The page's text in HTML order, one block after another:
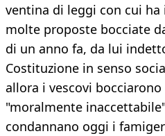
ventina di leggi con cui
molte proposte bocciate
di un anno fa, da lui
Costituzione in senso
allora i vescovi
"moralmente
condannano oggi i